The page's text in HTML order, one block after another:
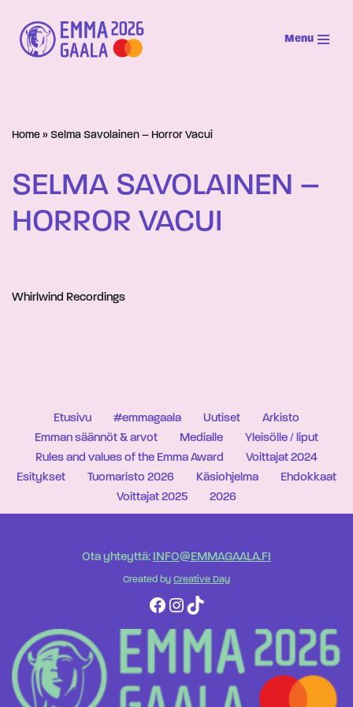
Siirry
suoraan
Menu
Home » Selma Savolainen – Horror Vacui
SELMA SAVOLAINEN –
HORROR VACUI
Whirlwind Recordings
Etusivu #emmagaala Uutiset
Arkisto
Emman säännöt & arvot
Medialle
Yleisölle / liput
Rules and values of the Emma Award
Voittajat 2024
Esitykset
Tuomaristo 2026 Käsiohjelma
Ehdokkaat
Voittajat 2025
2026
Ota yhteyttä: INFO@EMMAGAALA.FI
Created by Creative Day